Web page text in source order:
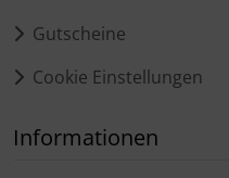
Gutscheine
Cookie Einstellungen
Informationen